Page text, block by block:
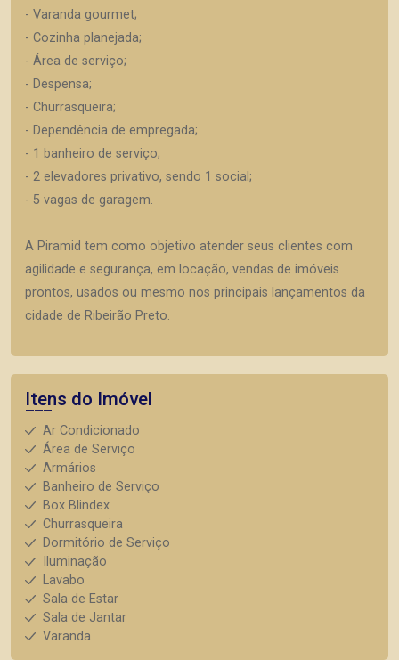
- Varanda gourmet;
- Cozinha planejada;
- Área de serviço;
- Despensa;
- Churrasqueira;
- Dependência de empregada;
- 1 banheiro de serviço;
- 2 elevadores privativo, sendo 1 social;
- 5 vagas de garagem.
A Piramid tem como objetivo atender seus clientes com
agilidade e segurança, em locação, vendas de imóveis
prontos, usados ou mesmo nos principais lançamentos da
cidade de Ribeirão Preto.
Itens do Imóvel
Ar Condicionado
Área de Serviço
Armários
Banheiro de Serviço
Box Blindex
Churrasqueira
Dormitório de Serviço
Iluminação
Lavabo
Sala de Estar
Sala de Jantar
Varanda